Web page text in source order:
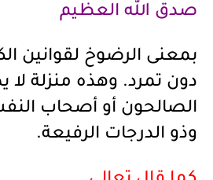
صدق الله العظيم
بمعنى الرضوخ لقوانين
دون تمرد. وهذه منزلة لا
الصالحون أو أصحاب
وذو الدرجات الرفيعة.